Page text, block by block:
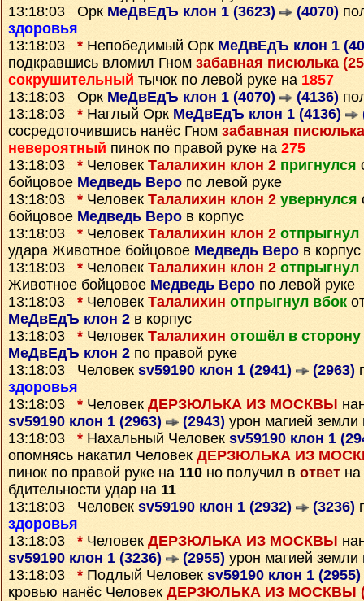
13:18:03 Орк МеДвЕдЪ клон 1 (3623) (4070)
здоровья
13:18:03 * Непобедимый Орк МеДвЕдЪ клон 1
подкравшись вломил Гном забавная писюлька
сокрушительный тычок по левой руке на 1857
13:18:03 Орк МеДвЕдЪ клон 1 (4070) (4136)
13:18:03 * Наглый Орк МеДвЕдЪ клон 1 (4136)
сосредоточившись нанёс Гном забавная
невероятный пинок по правой руке на 275
13:18:03 * Человек Талалихин клон 2 пригнулся
бойцовое Медведь Bepo по левой руке
13:18:03 * Человек Талалихин клон 2 увернулся
бойцовое Медведь Bepo в корпус
13:18:03 * Человек Талалихин клон 2 отпрыгнул
удара Животное бойцовое Медведь Bepo в корпус
13:18:03 * Человек Талалихин клон 2 отпрыгнул
Животное бойцовое Медведь Bepo по левой руке
13:18:03 * Человек Талалихин отпрыгнул вбок
МеДвЕдЪ клон 2 в корпус
13:18:03 * Человек Талалихин отошёл в сторону
МеДвЕдЪ клон 2 по правой руке
13:18:03 Человек sv59190 клон 1 (2941) (2963)
здоровья
13:18:03 * Человек ДЕРЗЮЛЬКА ИЗ МОСКВЫ
sv59190 клон 1 (2963)
(2943) урон магией
13:18:03 * Нахальный Человек sv59190 клон 1
опомнясь накатил Человек ДЕРЗЮЛЬКА ИЗ
пинок по правой руке на 110 но получил в ответ
бдительности удар на 11
13:18:03 Человек sv59190 клон 1 (2932) (3236)
здоровья
13:18:03 * Человек ДЕРЗЮЛЬКА ИЗ МОСКВЫ
sv59190 клон 1 (3236)
(2955) урон магией
13:18:03 * Подлый Человек sv59190 клон 1 (2955)
кровью нанёс Человек ДЕРЗЮЛЬКА ИЗ МОСКВЫ